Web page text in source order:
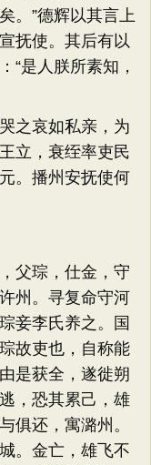
。”德辉以其言上
抚使。其后有以
“是人朕所素知，
之哀如私亲，为
立，衰绖率吏民
。播州安抚使何
父琮，仕金，守
州。寻复命守河
妾李氏养之。国
故吏也，自称能
是获全，遂徙朔
，恐其累己，雄
俱还，寓潞州。
。金亡，雄飞不